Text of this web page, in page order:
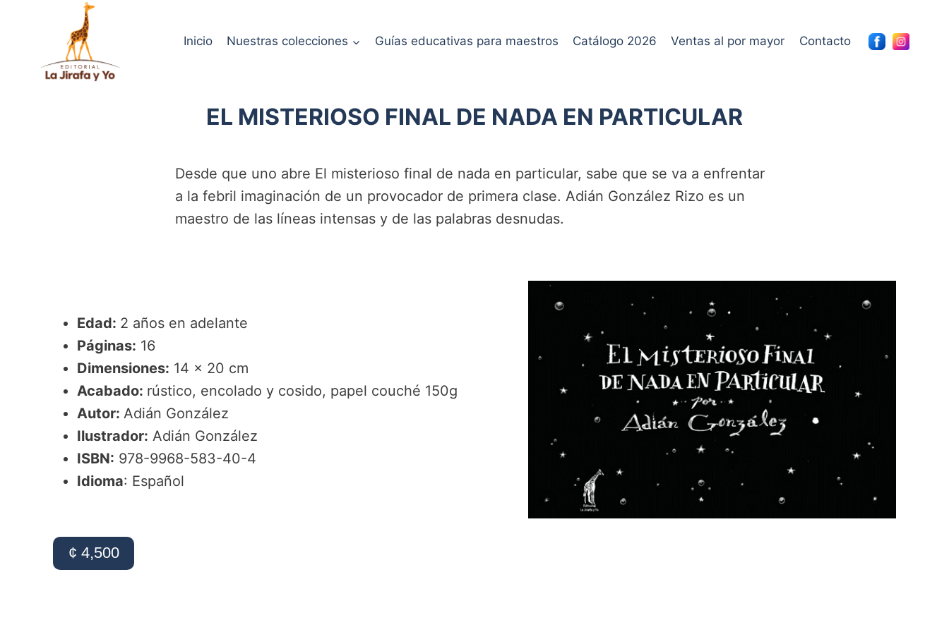
Inicio Nuestras colecciones Guías educativas para maestros Catálogo 2026 Ventas al por mayor Contacto
EL MISTERIOSO FINAL DE NADA EN PARTICULAR
Desde que uno abre El misterioso final de nada en particular, sabe que se va a enfrentar
a la febril imaginación de un provocador de primera clase. Adián González Rizo es un
maestro de las líneas intensas y de las palabras desnudas.
Edad: 2 años en adelante
Páginas: 16
Dimensiones: 14 x 20 cm
Acabado: rústico, encolado y cosido, papel couché 150g
Autor: Adián González
Ilustrador: Adián González
ISBN: 978-9968-583-40-4
Idioma: Español
¢ 4,500